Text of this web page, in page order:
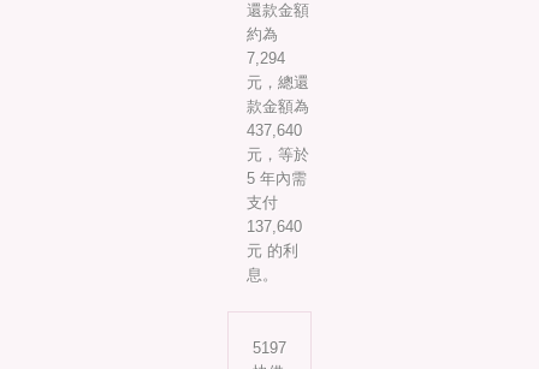
還款金額
約為
7,294
元，總還
款金額為
437,640
元，等於
5 年內需
支付
137,640
元 的利
息。
5197